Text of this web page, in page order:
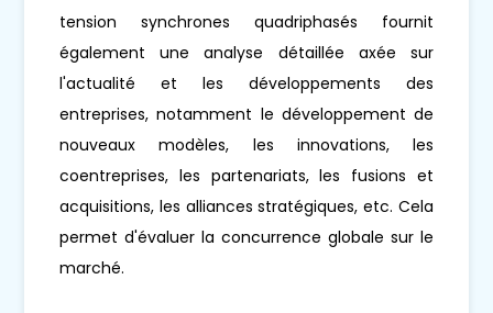
tension synchrones quadriphasés fournit
également une analyse détaillée axée sur
l'actualité et les développements des
entreprises, notamment le développement de
nouveaux modèles, les innovations, les
coentreprises, les partenariats, les fusions et
acquisitions, les alliances stratégiques, etc. Cela
permet d'évaluer la concurrence globale sur le
marché.